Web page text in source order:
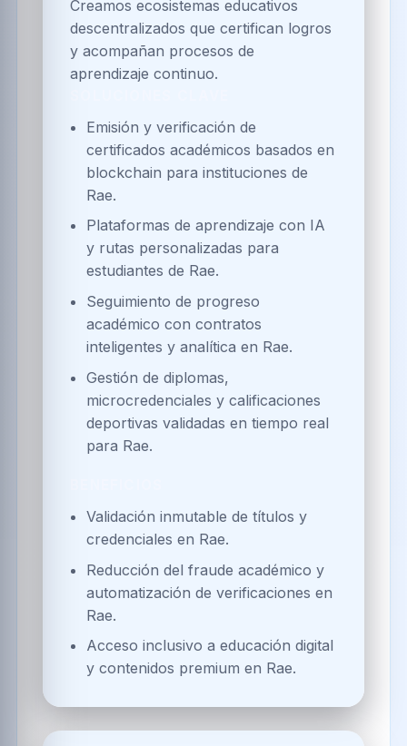
Creamos ecosistemas educativos
descentralizados que certifican logros
y acompañan procesos de
aprendizaje continuo.
Emisión y verificación de
certificados académicos basados en
blockchain para instituciones de
Rae.
Plataformas de aprendizaje con IA
y rutas personalizadas para
estudiantes de Rae.
Seguimiento de progreso
académico con contratos
inteligentes y analítica en Rae.
Gestión de diplomas,
microcredenciales y calificaciones
deportivas validadas en tiempo real
para Rae.
Validación inmutable de títulos y
credenciales en Rae.
Reducción del fraude académico y
automatización de verificaciones en
Rae.
Acceso inclusivo a educación digital
y contenidos premium en Rae.